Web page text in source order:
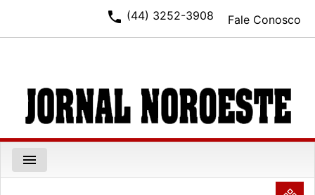
Fale Conosco
phone (44) 3252-3908
menu
NULL